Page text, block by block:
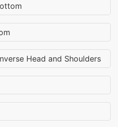
Head and Shoulders